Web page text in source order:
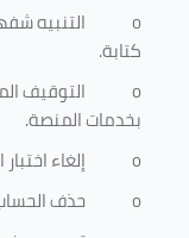
o
التنبيه
كتابة.
o
التوقيف
بخدمات المنصة.
o
إلغاء
o
حذف